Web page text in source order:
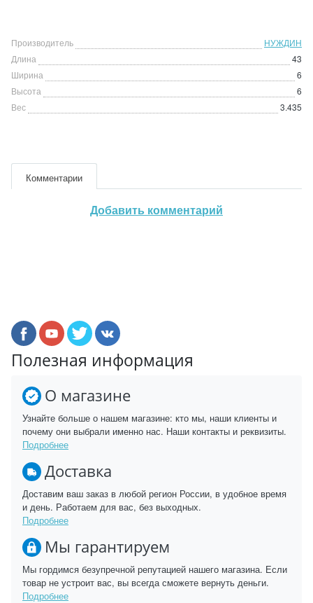
Производитель
НУЖДИН
Длина
43
Ширина
6
Высота
6
Вес
3.435
Комментарии
Добавить комментарий
Полезная информация
О магазине
Узнайте больше о нашем магазине: кто мы, наши клиенты и
почему они выбрали именно нас. Наши контакты и реквизиты.
Подробнее
Доставка
Доставим ваш заказ в любой регион России, в удобное время
и день. Работаем для вас, без выходных.
Подробнее
Мы гарантируем
Мы гордимся безупречной репутацией нашего магазина. Если
товар не устроит вас, вы всегда сможете вернуть деньги.
Подробнее